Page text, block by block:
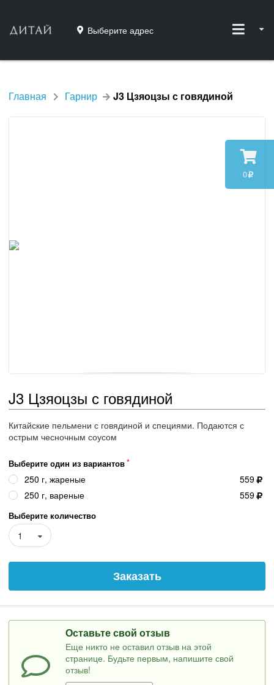
0
Выберите адрес
Главная Гарнир J3 Цзяоцзы с говядиной
J3 Цзяоцзы с говядиной
Китайские пельмени с говядиной и специями. Подаются с
острым чесночным соусом
Выберите один из вариантов
250 г, жареные
559
250 г, вареные
559
Выберите количество
1
Заказать
Оставьте свой отзыв
Еще никто не оставил отзыв на этой
странице. Будьте первым, напишите свой
отзыв!